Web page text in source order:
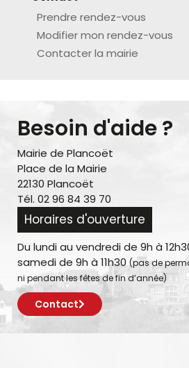
Prendre rendez-vous
Modifier mon rendez-vous
Contacter la mairie
Besoin d'aide ?
Mairie de Plancoët
Place de la Mairie
22130 Plancoët
Tél. 02 96 84 39 70
Horaires d'ouverture
Du lundi au vendredi de 9h à
samedi de 9h à 11h30 (pas de
ni pendant les fêtes de fin d’année)
Contact